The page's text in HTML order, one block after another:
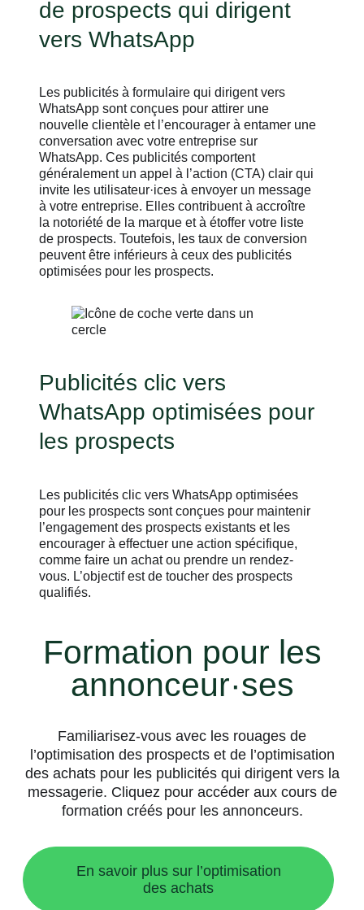
de prospects qui dirigent
vers WhatsApp
Les publicités à formulaire qui dirigent vers
WhatsApp sont conçues pour attirer une
nouvelle clientèle et l’encourager à entamer une
conversation avec votre entreprise sur
WhatsApp. Ces publicités comportent
généralement un appel à l’action (CTA) clair qui
invite les utilisateur·ices à envoyer un message
à votre entreprise. Elles contribuent à accroître
la notoriété de la marque et à étoffer votre liste
de prospects. Toutefois, les taux de conversion
peuvent être inférieurs à ceux des publicités
optimisées pour les prospects.
Publicités clic vers
WhatsApp optimisées pour
les prospects
Les publicités clic vers WhatsApp optimisées
pour les prospects sont conçues pour maintenir
l’engagement des prospects existants et les
encourager à effectuer une action spécifique,
comme faire un achat ou prendre un rendez-
vous. L’objectif est de toucher des prospects
qualifiés.
Formation pour les
annonceur·ses
Familiarisez-vous avec les rouages de
l’optimisation des prospects et de l’optimisation
des achats pour les publicités qui dirigent vers la
messagerie. Cliquez pour accéder aux cours de
formation créés pour les annonceurs.
En savoir plus sur l’optimisation
des achats